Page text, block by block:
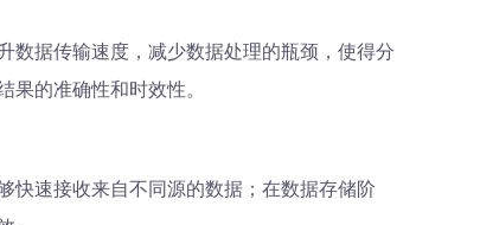
数据传输速度，减少数据处理的瓶颈，使得分
的准确性和时效性。
快速接收来自不同源的数据；在数据存储阶